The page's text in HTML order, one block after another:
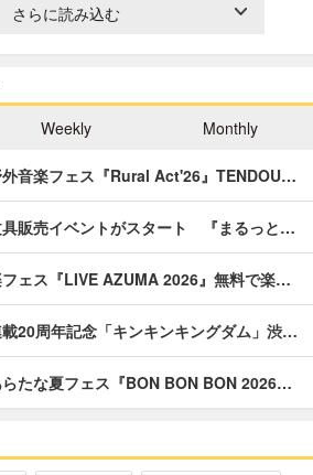
さらに読み込む
Weekly Monthly
音楽フェス『Rural Act'26』TENDOU…
具販売イベントがスタート 『まるっと…
ェス『LIVE AZUMA 2026』無料で楽…
載20周年記念「キンキンキングダム」渋…
たな夏フェス『BON BON BON 2026…